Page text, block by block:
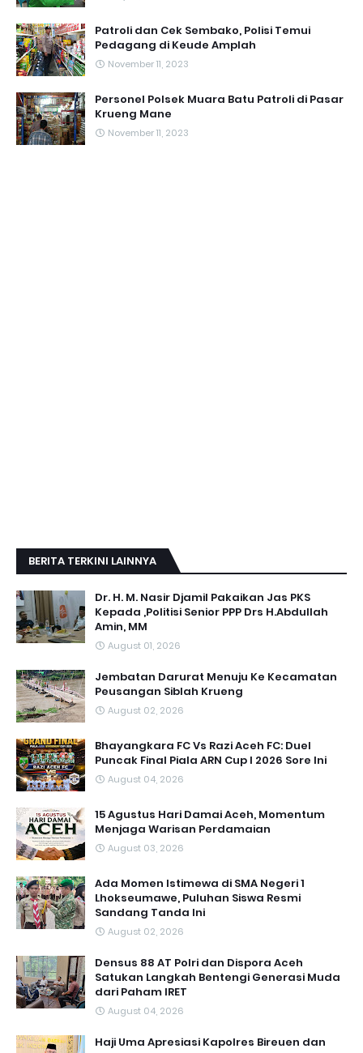
Patroli dan Cek Sembako, Polisi Temui
Pedagang di Keude Amplah
November 11, 2023
Personel Polsek Muara Batu Patroli di Pasar
Krueng Mane
November 11, 2023
BERITA TERKINI LAINNYA
Dr. H. M. Nasir Djamil Pakaikan Jas PKS
Kepada ,Politisi Senior PPP Drs H.Abdullah
Amin, MM
August 01, 2026
Jembatan Darurat Menuju Ke Kecamatan
Peusangan Siblah Krueng
August 02, 2026
Bhayangkara FC Vs Razi Aceh FC: Duel
Puncak Final Piala ARN Cup I 2026 Sore Ini
August 04, 2026
15 Agustus Hari Damai Aceh, Momentum
Menjaga Warisan Perdamaian
August 03, 2026
Ada Momen Istimewa di SMA Negeri 1
Lhokseumawe, Puluhan Siswa Resmi
Sandang Tanda Ini
August 02, 2026
Densus 88 AT Polri dan Dispora Aceh
Satukan Langkah Bentengi Generasi Muda
dari Paham IRET
August 04, 2026
Haji Uma Apresiasi Kapolres Bireuen dan